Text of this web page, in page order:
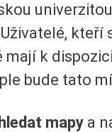
k
bude tato
mapy a